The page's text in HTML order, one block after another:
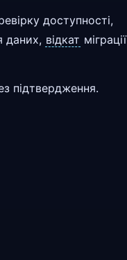
доступності,
даних, відкат міграції
підтвердження.